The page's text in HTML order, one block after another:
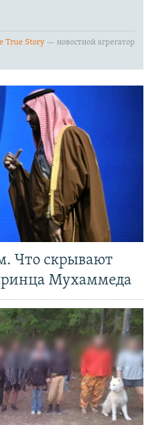
Что скрывают
Мухаммеда